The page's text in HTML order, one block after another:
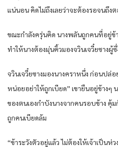
แน่นอน​ คิดไม่ถึง​เลย​ว่า​จะต้อง​รอ​จนถึง​
ขณะ​กำลัง​ครุ่นคิด​ นาง​พลัน​ถูก​คน​ที่อยู่​ข้
ทำให้​นาง​ต้อง​มุ่น​คิ้ว​มอง​จวิน​เจวี๋ย​ซางผู้​
จวิน​เจวี๋ย​ซางมอง​นาง​ครา​หนึ่ง​ ก่อน​ปล่อ
หน่อย​อย่า​ให้​ถูก​เบียด​” เขา​ยืน​อยู่​ข้างๆ​
ของ​ตนเอง​กำบัง​นาง​จาก​คน​รอบข้าง​ คุ้
ถูก​คน​เบียด​ล้ม​
“ข้า​ระวังตัว​อยู่แล้ว​ ไม่ต้อง​ให้​เจ้าเป็นห่